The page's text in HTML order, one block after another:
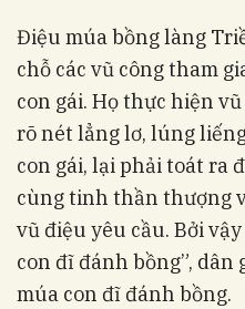
Điệu múa bồng làng
chỗ các vũ công tham
con gái. Họ thực hiện
rõ nét lẳng lơ, lúng
con gái, lại phải toát ra
cùng tinh thần thượng
vũ điệu yêu cầu. Bởi
con đĩ đánh bồng”,
múa con đĩ đánh bồng.